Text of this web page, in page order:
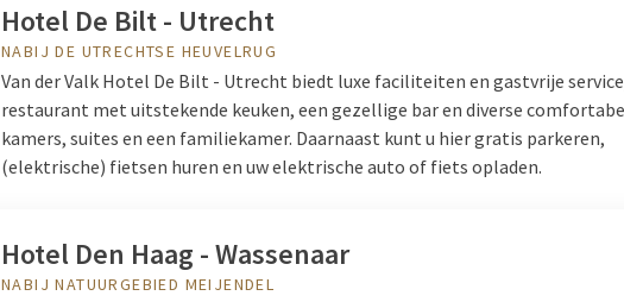
Hotel De Bilt - Utrecht
NABIJ DE UTRECHTSE HEUVELRUG
Van der Valk Hotel De Bilt - Utrecht biedt luxe faciliteiten en gastvrije
restaurant met uitstekende keuken, een gezellige bar en diverse
kamers, suites en een familiekamer. Daarnaast kunt u hier gratis parkeren,
(elektrische) fietsen huren en uw elektrische auto of fiets opladen.
Hotel Den Haag - Wassenaar
NABIJ NATUURGEBIED MEIJENDEL